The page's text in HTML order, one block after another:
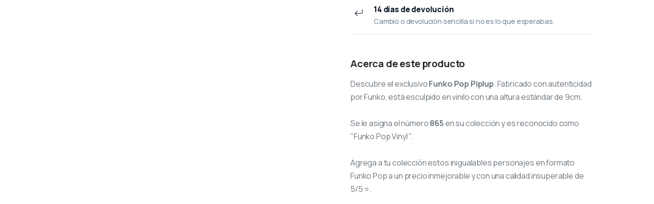
14 días de devolución
Cambio o devolución sencilla si no es lo que esperabas.
Acerca de este producto
Descubre el exclusivoFunko Pop Piplup. Fabricado con autenticidad
por Funko, está esculpido en vinilo con una altura estándar de 9cm.
Se le asigna el número865en su colección y es reconocido como
"Funko Pop Vinyl ".
Agrega a tu colección estos inigualables personajes en formato
Funko Pop a un precio inmejorable y con una calidad insuperable de
5/5 ⭐.